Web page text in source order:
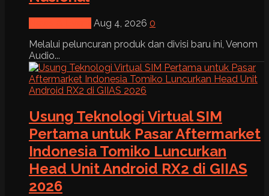
Aug 4, 2026 0
Melalui peluncuran produk dan divisi baru ini, Venom
Audio...
Usung Teknologi Virtual SIM
Pertama untuk Pasar Aftermarket
Indonesia Tomiko Luncurkan
Head Unit Android RX2 di GIIAS
2026